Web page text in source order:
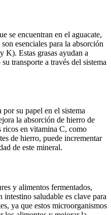
se encuentran en el aguacate,
esenciales para la absorción
Estas grasas ayudan a
transporte a través del sistema
su papel en el sistema
la absorción de hierro de
ricos en vitamina C, como
de hierro, puede incrementar
de este mineral.
y alimentos fermentados,
saludable es clave para
ya que estos microorganismos